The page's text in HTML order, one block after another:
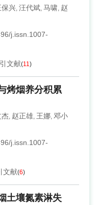
保兴, 汪代斌, 马啸, 赵
j.issn.1007-
文献(11)
烤烟养分积累
杰, 赵正雄, 王娜, 邓小
j.issn.1007-
文献(6)
土壤氮素淋失